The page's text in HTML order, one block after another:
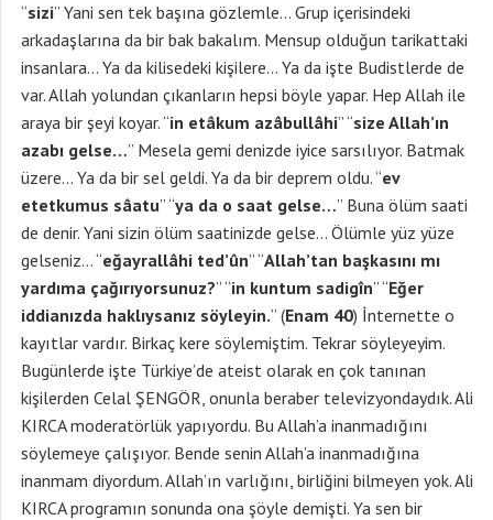
“sizi” Yani sen tek başına gözlemle… Grup içerisindeki
arkadaşlarına da bir bak bakalım. Mensup olduğun tarikattaki
insanlara… Ya da kilisedeki kişilere… Ya da işte Budistlerde de
var. Allah yolundan çıkanların hepsi böyle yapar. Hep Allah ile
araya bir şeyi koyar. “in etâkum azâbullâhi” “size Allah’ın
azabı gelse…” Mesela gemi denizde iyice sarsılıyor. Batmak
üzere… Ya da bir sel geldi. Ya da bir deprem oldu. “ev
etetkumus sâatu” “ya da o saat gelse…” Buna ölüm saati
de denir. Yani sizin ölüm saatinizde gelse… Ölümle yüz yüze
gelseniz… “eğayrallâhi ted’ûn” “Allah’tan başkasını mı
yardıma çağırıyorsunuz?” “in kuntum sadigîn” “Eğer
iddianızda haklıysanız söyleyin.” (Enam 40) İnternette o
kayıtlar vardır. Birkaç kere söylemiştim. Tekrar söyleyeyim.
Bugünlerde işte Türkiye’de ateist olarak en çok tanınan
kişilerden Celal ŞENGÖR, onunla beraber televizyondaydık. Ali
KIRCA moderatörlük yapıyordu. Bu Allah’a inanmadığını
söylemeye çalışıyor. Bende senin Allah’a inanmadığına
inanmam diyordum. Allah’ın varlığını, birliğini bilmeyen yok. Ali
KIRCA programın sonunda ona şöyle demişti. Ya sen bir